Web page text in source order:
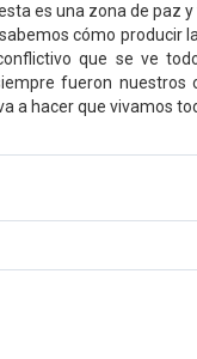
es una zona de paz
cómo producir
que se ve
fueron nuestros
a hacer que vivamos